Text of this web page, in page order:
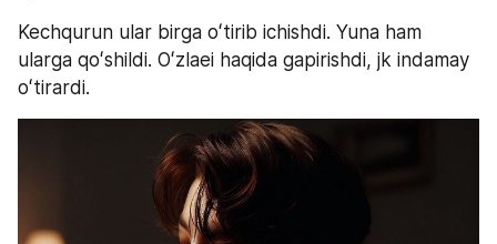
Kechqurun ular birga oʻtirib ichishdi. Yuna ham
ularga qoʻshildi. Oʻzlaei haqida gapirishdi, jk indamay
oʻtirardi.